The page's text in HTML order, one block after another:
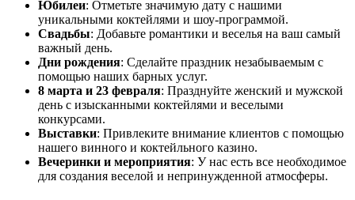
Юбилеи: Отметьте значимую дату с нашими
уникальными коктейлями и шоу-программой.
Свадьбы: Добавьте романтики и веселья на ваш самый
важный день.
Дни рождения: Сделайте праздник незабываемым с
помощью наших барных услуг.
8 марта и 23 февраля: Празднуйте женский и мужской
день с изысканными коктейлями и веселыми
конкурсами.
Выставки: Привлеките внимание клиентов с помощью
нашего винного и коктейльного казино.
Вечеринки и мероприятия: У нас есть все необходимое
для создания веселой и непринужденной атмосферы.